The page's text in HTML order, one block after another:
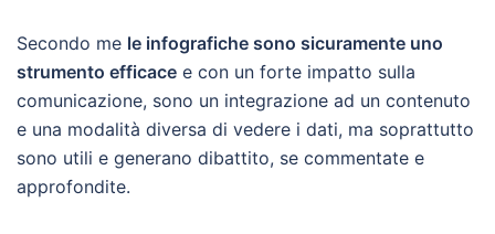
Secondo me le infografiche sono sicuramente uno
strumento efficace e con un forte impatto sulla
comunicazione, sono un integrazione ad un contenuto
e una modalità diversa di vedere i dati, ma soprattutto
sono utili e generano dibattito, se commentate e
approfondite.